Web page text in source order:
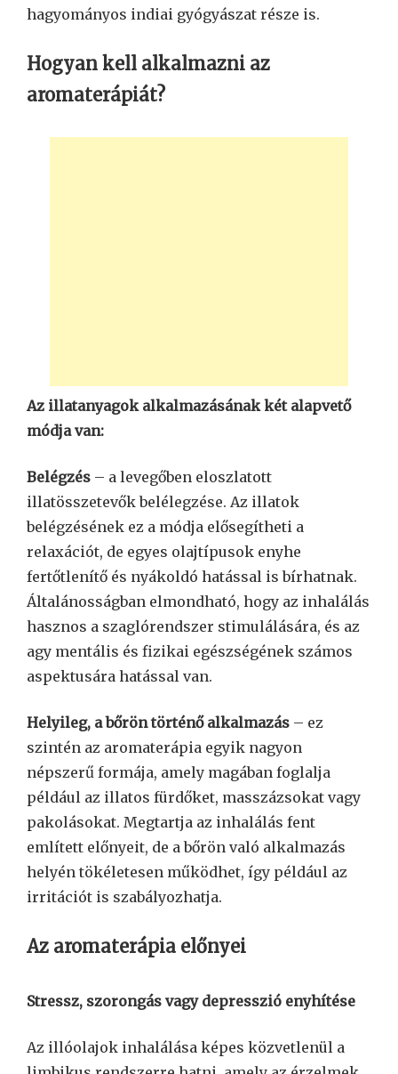
hagyományos indiai gyógyászat része is.
Hogyan kell alkalmazni az
aromaterápiát?
Az illatanyagok alkalmazásának két alapvető
módja van:
Belégzés – a levegőben eloszlatott
illatösszetevők belélegzése. Az illatok
belégzésének ez a módja elősegítheti a
relaxációt, de egyes olajtípusok enyhe
fertőtlenítő és nyákoldó hatással is bírhatnak.
Általánosságban elmondható, hogy az inhalálás
hasznos a szaglórendszer stimulálására, és az
agy mentális és fizikai egészségének számos
aspektusára hatással van.
Helyileg, a bőrön történő alkalmazás – ez
szintén az aromaterápia egyik nagyon
népszerű formája, amely magában foglalja
például az illatos fürdőket, masszázsokat vagy
pakolásokat. Megtartja az inhalálás fent
említett előnyeit, de a bőrön való alkalmazás
helyén tökéletesen működhet, így például az
irritációt is szabályozhatja.
Az aromaterápia előnyei
Stressz, szorongás vagy depresszió enyhítése
Az illóolajok inhalálása képes közvetlenül a